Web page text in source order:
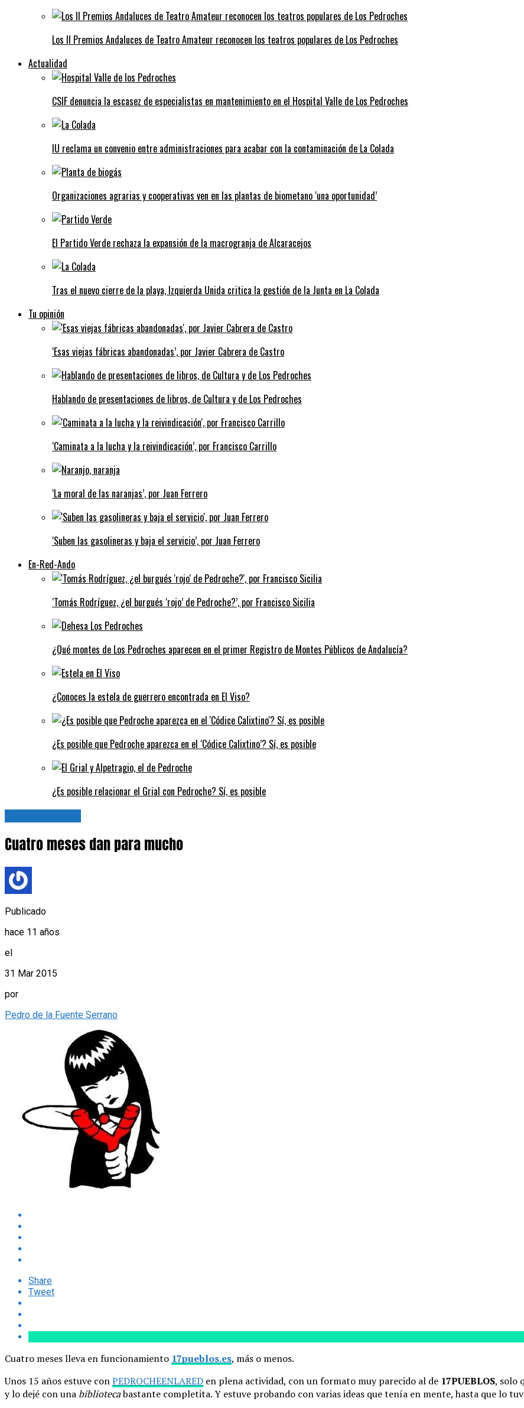
Los II Premios Andaluces de Teatro Amateur reconocen los teatros populares de Los Pedroches
Actualidad
CSIF denuncia la escasez de especialistas en mantenimiento en el Hospital Valle de Los Pedroches
IU reclama un convenio entre administraciones para acabar con la contaminación de La Colada
Organizaciones agrarias y cooperativas ven en las plantas de biometano ‘una oportunidad’
El Partido Verde rechaza la expansión de la macrogranja de Alcaracejos
Tras el nuevo cierre de la playa, Izquierda Unida critica la gestión de la Junta en La Colada
Tu opinión
‘Esas viejas fábricas abandonadas’, por Javier Cabrera de Castro
Hablando de presentaciones de libros, de Cultura y de Los Pedroches
‘Caminata a la lucha y la reivindicación’, por Francisco Carrillo
‘La moral de las naranjas’, por Juan Ferrero
‘Suben las gasolineras y baja el servicio’, por Juan Ferrero
En-Red-Ando
‘Tomás Rodríguez, ¿el burgués ‘rojo’ de Pedroche?’, por Francisco Sicilia
¿Qué montes de Los Pedroches aparecen en el primer Registro de Montes Públicos de Andalucía?
¿Conoces la estela de guerrero encontrada en El Viso?
¿Es posible que Pedroche aparezca en el ‘Códice Calixtino’? Sí, es posible
¿Es posible relacionar el Grial con Pedroche? Sí, es posible
Cuatro meses dan para mucho
Publicado
hace 11 años
el
31 Mar 2015
por
Pedro de la Fuente Serrano
Share
Tweet
Cuatro meses lleva en funcionamiento 17pueblos.es, más o menos.
Unos 15 años estuve conPEDROCHEENLARED en plena actividad, con un formato muy parecido al de 17PUEBLOS, solo
y lo dejé con una bibliotecabastante completita. Y estuve probando con varias ideas que tenía en mente, hasta que lo